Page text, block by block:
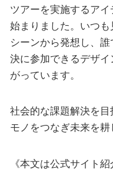
ツアーを実施するア
始まりました。いつ
シーンから発想し、
決に参加できるデザ
がっています。
社会的な課題解決を
モノをつなぎ未来を耕
《本文は公式サイト紹